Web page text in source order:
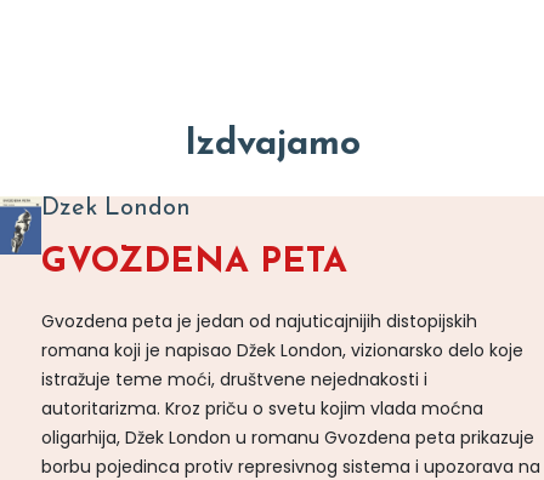
Izdvajamo
Dzek London
GVOZDENA PETA
Gvozdena peta je jedan od najuticajnijih distopijskih
romana koji je napisao Džek London, vizionarsko delo koje
istražuje teme moći, društvene nejednakosti i
autoritarizma. Kroz priču o svetu kojim vlada moćna
oligarhija, Džek London u romanu Gvozdena peta prikazuje
borbu pojedinca protiv represivnog sistema i upozorava na